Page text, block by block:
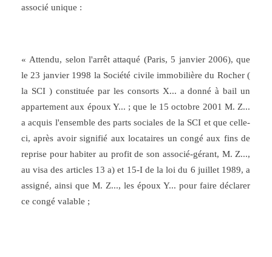
associé unique :
« Attendu, selon l'arrêt attaqué (Paris, 5 janvier 2006), que
le 23 janvier 1998 la Société civile immobilière du Rocher (
la SCI ) constituée par les consorts X... a donné à bail un
appartement aux époux Y... ; que le 15 octobre 2001 M. Z...
a acquis l'ensemble des parts sociales de la SCI et que celle-
ci, après avoir signifié aux locataires un congé aux fins de
reprise pour habiter au profit de son associé-gérant, M. Z...,
au visa des articles 13 a) et 15-I de la loi du 6 juillet 1989, a
assigné, ainsi que M. Z..., les époux Y... pour faire déclarer
ce congé valable ;